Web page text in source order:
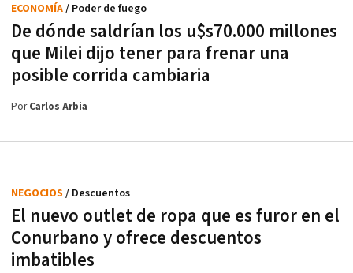
De dónde saldrían los u$s70.000 millones
que Milei dijo tener para frenar una
posible corrida cambiaria
ECONOMÍA/ Poder de fuego
PorCarlos Arbia
El nuevo outlet de ropa que es furor en el
Conurbano y ofrece descuentos
imbatibles
NEGOCIOS / Descuentos